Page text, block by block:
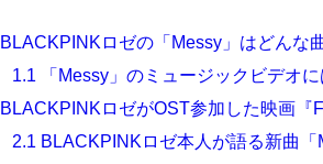
BLACKPINKロゼの「Messy」はどんな
1.1
「Messy」のミュージックビデオに
BLACKPINKロゼがOST参加した映画『
2.1
BLACKPINKロゼ本人が語る新曲「